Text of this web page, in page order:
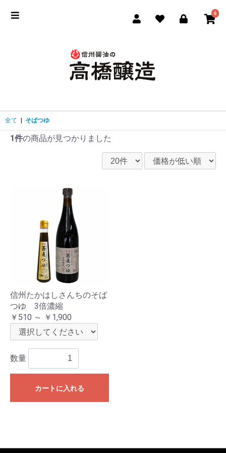
0
全て | そばつゆ
1件の商品が見つかりました
信州たかはしさんちのそば
つゆ 3倍濃縮
￥510 ～ ￥1,900
数量
カートに入れる